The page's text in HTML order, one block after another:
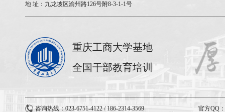
地 址： 九龙坡区渝州路126号附8-3-1-1号
重庆工商大学基地
全国干部教育培训
咨询热线：023-6751-4122 / 186-2314-3569 官方QQ